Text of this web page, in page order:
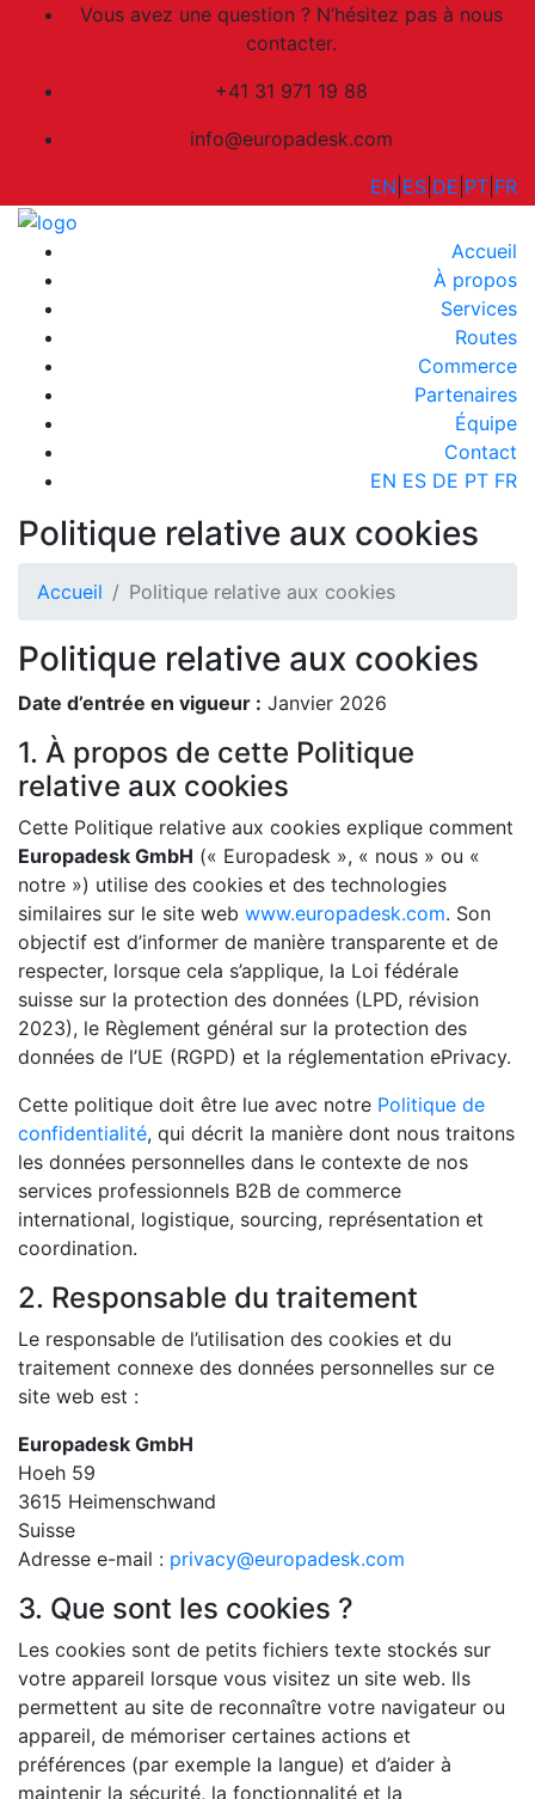
Vous avez une question ? N’hésitez pas à nous
contacter.
+41 31 971 19 88
info@europadesk.com
EN ES DE PT FR
Accueil
À propos
Services
Routes
Commerce
Partenaires
Équipe
Contact
EN ES DE PT FR
Politique relative aux cookies
Accueil Politique relative aux cookies
Politique relative aux cookies
Date d’entrée en vigueur : Janvier 2026
1. À propos de cette Politique
relative aux cookies
Cette Politique relative aux cookies explique comment
Europadesk GmbH (« Europadesk », « nous » ou «
notre ») utilise des cookies et des technologies
similaires sur le site web www.europadesk.com. Son
objectif est d’informer de manière transparente et de
respecter, lorsque cela s’applique, la Loi fédérale
suisse sur la protection des données (LPD, révision
2023), le Règlement général sur la protection des
données de l’UE (RGPD) et la réglementation ePrivacy.
Cette politique doit être lue avec notre Politique de
confidentialité, qui décrit la manière dont nous traitons
les données personnelles dans le contexte de nos
services professionnels B2B de commerce
international, logistique, sourcing, représentation et
coordination.
2. Responsable du traitement
Le responsable de l’utilisation des cookies et du
traitement connexe des données personnelles sur ce
site web est :
Europadesk GmbH
Hoeh 59
3615 Heimenschwand
Suisse
Adresse e-mail : privacy@europadesk.com
3. Que sont les cookies ?
Les cookies sont de petits fichiers texte stockés sur
votre appareil lorsque vous visitez un site web. Ils
permettent au site de reconnaître votre navigateur ou
appareil, de mémoriser certaines actions et
préférences (par exemple la langue) et d’aider à
maintenir la sécurité, la fonctionnalité et la